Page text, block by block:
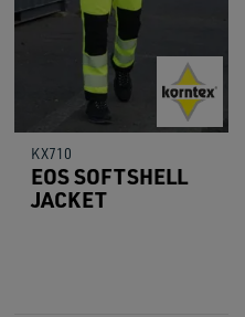
KX710
EOS SOFTSHELL
JACKET